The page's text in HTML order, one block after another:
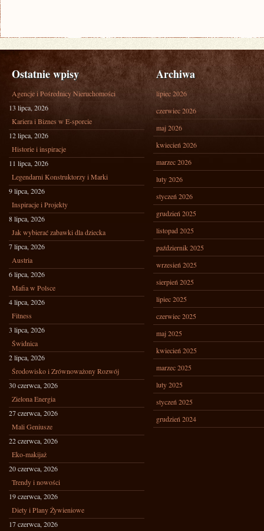
Ostatnie wpisy
Agencje i Pośrednicy Nieruchomości
13 lipca, 2026
Kariera i Biznes w E-sporcie
12 lipca, 2026
Historie i inspiracje
11 lipca, 2026
Legendarni Konstruktorzy i Marki
9 lipca, 2026
Inspiracje i Projekty
8 lipca, 2026
Jak wybierać zabawki dla dziecka
7 lipca, 2026
Austria
6 lipca, 2026
Mafia w Polsce
4 lipca, 2026
Fitness
3 lipca, 2026
Świdnica
2 lipca, 2026
Środowisko i Zrównoważony Rozwój
30 czerwca, 2026
Zielona Energia
27 czerwca, 2026
Mali Geniusze
22 czerwca, 2026
Eko-makijaż
20 czerwca, 2026
Trendy i nowości
19 czerwca, 2026
Diety i Plany Żywieniowe
17 czerwca, 2026
Archiwa
lipiec 2026
czerwiec 2026
maj 2026
kwiecień 2026
marzec 2026
luty 2026
styczeń 2026
grudzień 2025
listopad 2025
październik 2025
wrzesień 2025
sierpień 2025
lipiec 2025
czerwiec 2025
maj 2025
kwiecień 2025
marzec 2025
luty 2025
styczeń 2025
grudzień 2024